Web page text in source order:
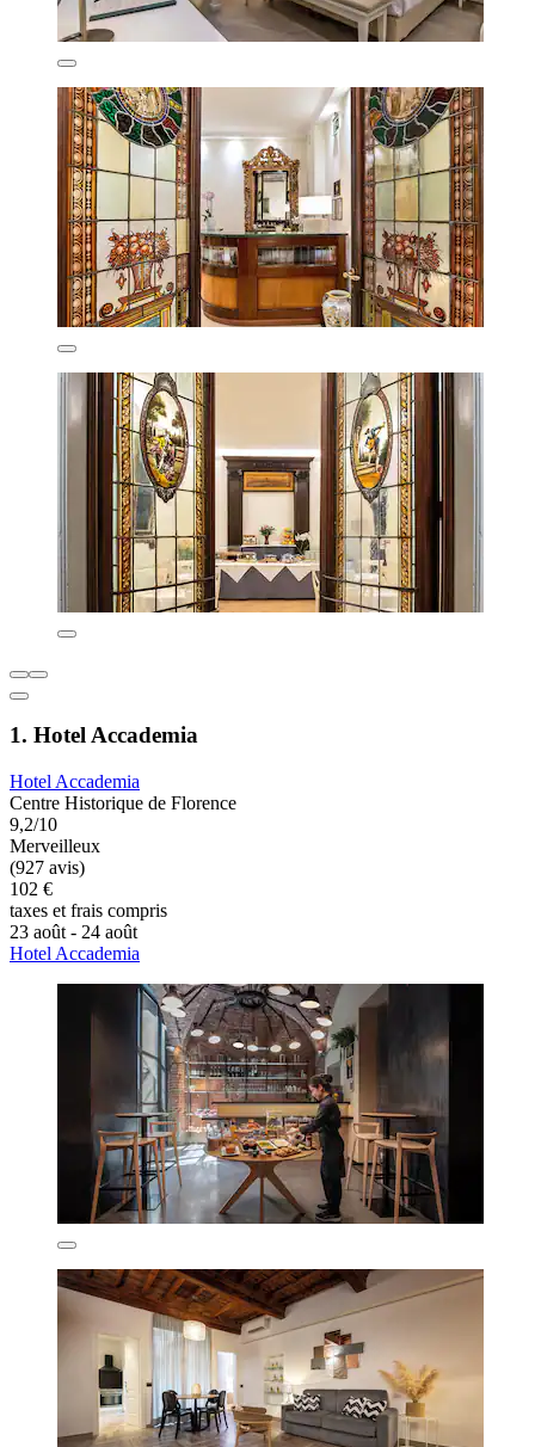
1. Hotel Accademia
Hotel Accademia
Centre Historique de Florence
9,2/10
Merveilleux
(927 avis)
102 €
taxes et frais compris
23 août - 24 août
Hotel Accademia